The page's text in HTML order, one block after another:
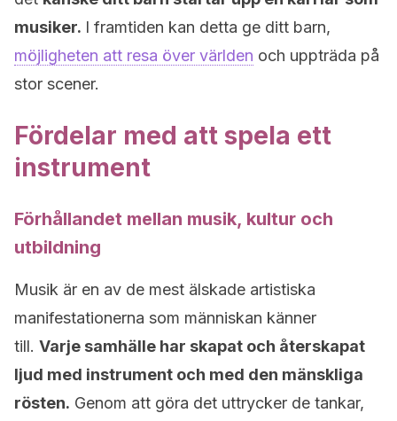
musiker. I framtiden kan detta ge ditt barn,
möjligheten att resa över världen och uppträda på
stor scener.
Fördelar med att spela ett
instrument
Förhållandet mellan musik, kultur och
utbildning
Musik är en av de mest älskade artistiska
manifestationerna som människan känner
till. Varje samhälle har skapat och återskapat
ljud med instrument och med den mänskliga
rösten. Genom att göra det uttrycker de tankar,